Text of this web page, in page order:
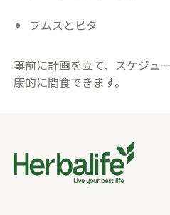
フムスとピタ
事前に計画を立て、スケジュ
康的に間食できます。